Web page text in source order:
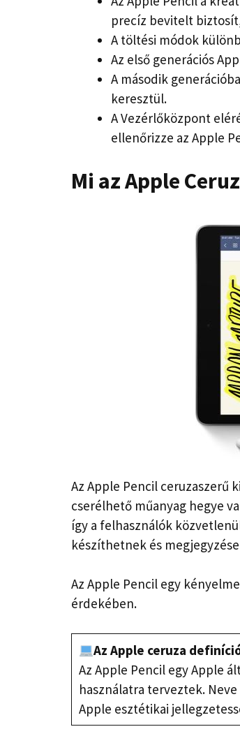
precíz bevitelt
A töltési módok
Az első generációs
A második
keresztül.
A Vezérlőközpont
ellenőrizze az Apple
Mi az Apple
Az Apple Pencil ceruzaszerű
cserélhető műanyag hegye
így a felhasználók
készíthetnek és
Az Apple Pencil egy
érdekében.
Az Apple ceruza
Az Apple Pencil egy Apple
használatra terveztek.
Apple esztétikai